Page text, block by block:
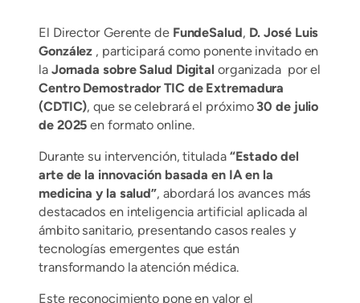
El Director Gerente de FundeSalud, D. José Luis
González , participará como ponente invitado en
laJornada sobre Salud Digital organizada por el
Centro Demostrador TIC de Extremadura
(CDTIC), que se celebrará el próximo 30 de julio
de 2025 en formato online.
Durante su intervención, titulada “Estado del
arte de la innovación basada en IA en la
medicina y la salud”, abordará los avances más
destacados en inteligencia artificial aplicada al
ámbito sanitario, presentando casos reales y
tecnologías emergentes que están
transformando la atención médica.
Este reconocimiento pone en valor el